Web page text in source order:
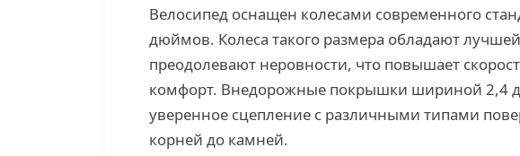
Велосипед оснащен колесами современного
дюймов. Колеса такого размера обладают
преодолевают неровности, что повышает
комфорт. Внедорожные покрышки шириной 2,4
уверенное сцепление с различными типами
корней до камней.